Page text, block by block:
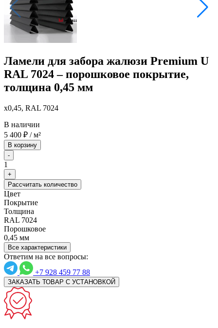
Ламели для забора жалюзи Premium U
RAL 7024 – порошковое покрытие,
толщина 0,45 мм
x0,45, RAL 7024
В наличии
5 400 ₽ / м²
В корзину
-
1
+
Рассчитать количество
Цвет
Покрытие
Толщина
RAL 7024
Порошковое
0,45 мм
Все характеристики
Ответим на все вопросы:
+7 928 459 77 88
ЗАКАЗАТЬ ТОВАР С УСТАНОВКОЙ